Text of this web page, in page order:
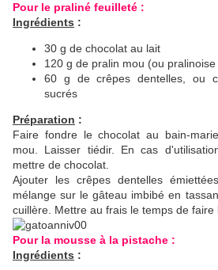
Pour le praliné feuilleté :
Ingrédients :
30 g de chocolat au lait
120 g de pralin mou (ou
60 g de crêpes dentelles, ou
sucrés
Préparation :
Faire fondre le chocolat au bain-
mou. Laisser tiédir. En cas
mettre de chocolat.
Ajouter les crêpes dentelles
mélange sur le gâteau imbibé en
cuillère. Mettre au frais le temps de faire
Pour la mousse à la pistache :
Ingrédients :